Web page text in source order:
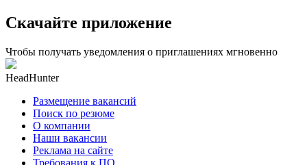
Скачайте приложение
Чтобы получать уведомления о приглашениях мгновенно
HeadHunter
Размещение вакансий
Поиск по резюме
О компании
Наши вакансии
Реклама на сайте
Требования к ПО